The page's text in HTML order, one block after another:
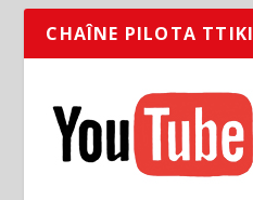
CHAÎNE PILOTA TTIKI